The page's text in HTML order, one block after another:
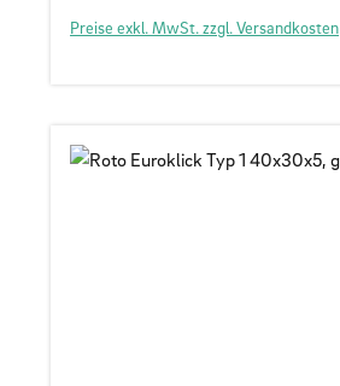
Preise exkl. MwSt. zzgl. Versandkosten